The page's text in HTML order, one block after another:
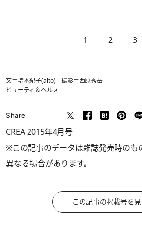
1 2 3
文＝増本紀子(alto) 撮影＝西原秀岳
ビューティ＆ヘルス
Share
CREA 2015年4月号
※この記事のデータは雑誌発売時のも
異なる場合があります。
この記事の掲載号を見